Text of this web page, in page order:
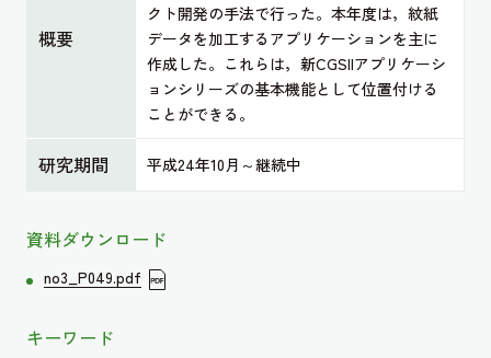
概要
クト開発の手法で行った。本年度は，紋紙
データを加工するアプリケーションを主に
作成した。これらは，新CGSIIアプリケーシ
ョンシリーズの基本機能として位置付ける
ことができる。
研究期間 平成24年10月～継続中
資料ダウンロード
no3_P049.pdf
キーワード